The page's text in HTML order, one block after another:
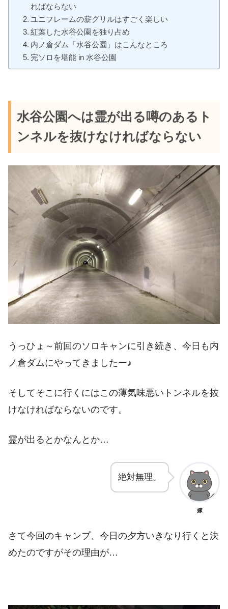
ればならない
ユニフレームの薪グリルはすごく楽しい
紅葉した水谷公園を独り占め
内ノ倉ダム「水谷公園」はこんなところ
完ソロを堪能 in 水谷公園
水谷公園へは霊が出る噂のあるト
ンネルを抜けなければならない
うっひょ～前回のソロキャンに引き続き、今日も内
ノ倉ダムにやってきましたー♪
そしてそこに行くにはこの薄気味悪いトンネルを抜
けなければならないのです。
霊が出るとかなんとか…
絶対無理。
嫁
さて今回のキャンプ、今日の夕方いきなり行くと決
めたのですがその理由が…